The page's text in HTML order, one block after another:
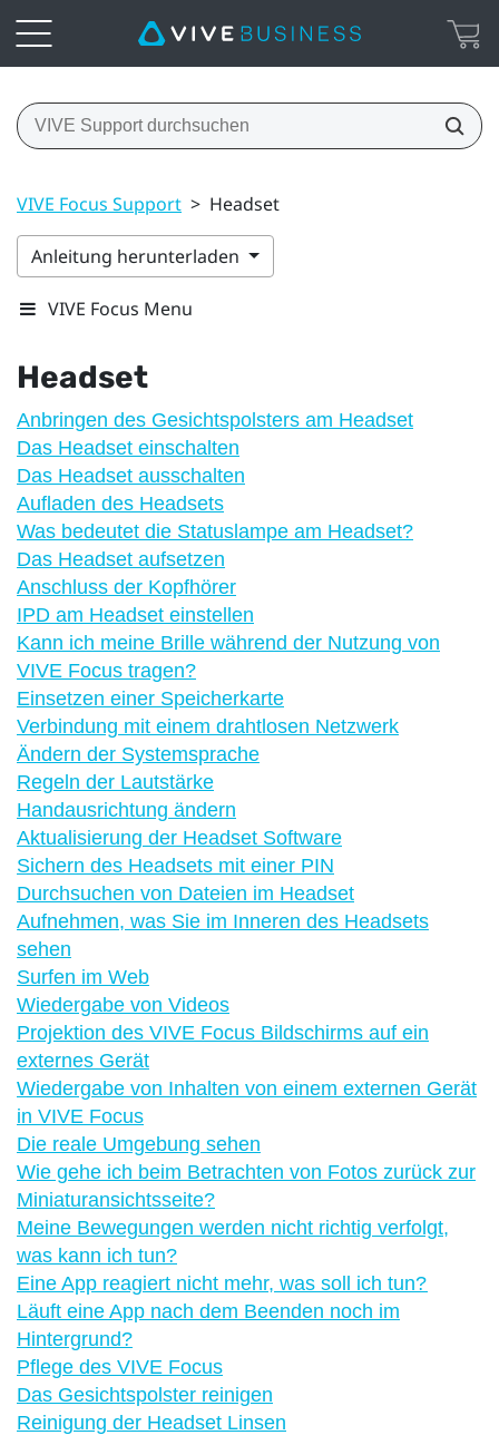
VIVE Focus Support > Headset
Anleitung herunterladen
VIVE Focus Menu
Headset
Anbringen des Gesichtspolsters am Headset
Das Headset einschalten
Das Headset ausschalten
Aufladen des Headsets
Was bedeutet die Statuslampe am Headset?
Das Headset aufsetzen
Anschluss der Kopfhörer
IPD am Headset einstellen
Kann ich meine Brille während der Nutzung von
VIVE Focus tragen?
Einsetzen einer Speicherkarte
Verbindung mit einem drahtlosen Netzwerk
Ändern der Systemsprache
Regeln der Lautstärke
Handausrichtung ändern
Aktualisierung der Headset Software
Sichern des Headsets mit einer PIN
Durchsuchen von Dateien im Headset
Aufnehmen, was Sie im Inneren des Headsets
sehen
Surfen im Web
Wiedergabe von Videos
Projektion des VIVE Focus Bildschirms auf ein
externes Gerät
Wiedergabe von Inhalten von einem externen Gerät
in VIVE Focus
Die reale Umgebung sehen
Wie gehe ich beim Betrachten von Fotos zurück zur
Miniaturansichtsseite?
Meine Bewegungen werden nicht richtig verfolgt,
was kann ich tun?
Eine App reagiert nicht mehr, was soll ich tun?
Läuft eine App nach dem Beenden noch im
Hintergrund?
Pflege des VIVE Focus
Das Gesichtspolster reinigen
Reinigung der Headset Linsen